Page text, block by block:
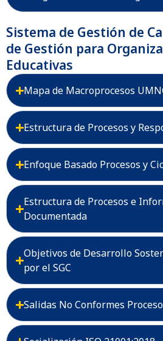
Sistema de Gestión de
de Gestión para
Educativas
Mapa de Macroprocesos
Estructura de Procesos y
Enfoque Basado Procesos y
Estructura de Procesos e
Documentada
Objetivos de Desarrollo
por el SGC
Salidas No Conformes